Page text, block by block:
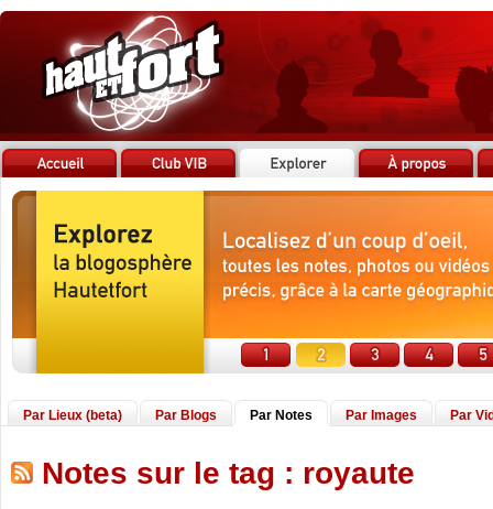
Par Lieux (beta) Par Blogs Par Notes Par Images Par
Notes sur le tag : royaute